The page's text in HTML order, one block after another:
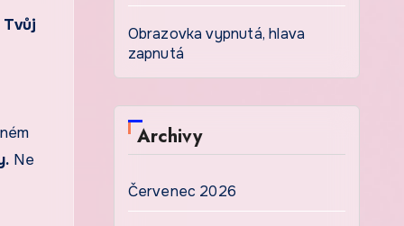
Tvůj
Ne
Obrazovka vypnutá, hlava
zapnutá
Archivy
Červenec 2026